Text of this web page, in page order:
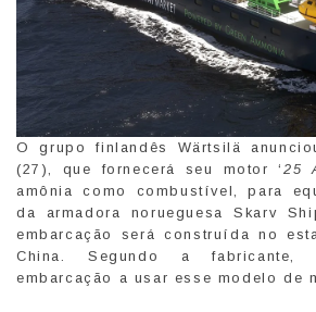
O grupo finlandês Wärtsilä
(27), que fornecerá seu motor ‘25
amônia como combustível, para
da armadora norueguesa Skarv
embarcação será construída no
China. Segundo a
embarcação a usar esse modelo de